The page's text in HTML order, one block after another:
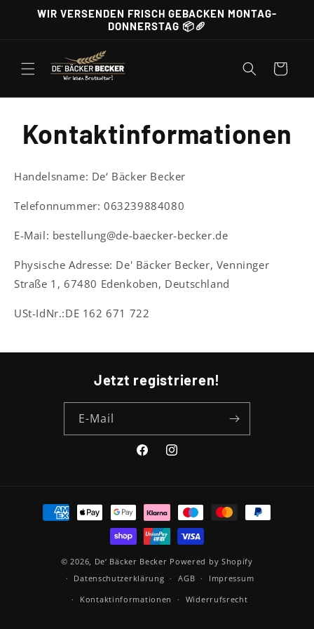
zumWIR VERSENDEN FRISCH GEBACKEN MONTAG-
DONNERSTAG 📦🥖
Warenkorb
Kontaktinformationen
Handelsname: De‘ Bäcker Becker
Telefonnummer: 063239884080
E-Mail: bestellung@de-baecker-becker.de
Physische Adresse: De' Bäcker Becker, Venninger
Straße 1, 67480 Edenkoben, Deutschland
USt-IdNr.:DE 162 671 722
Jetzt registrieren!
E-Mail
FacebookInstagram
Zahlungsmethoden
© 2026, De‘ Bäcker Becker Powered by Shopify
Datenschutzerklärung
AGB
Impressum
Kontaktinformationen
Widerrufsrecht